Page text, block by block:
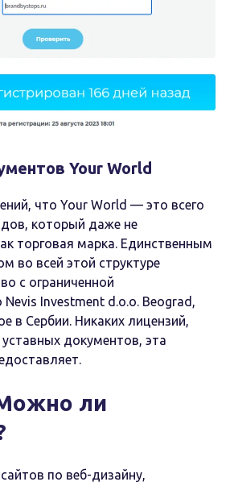
Your World
что Your World — это всего
который даже не
торговая марка. Единственным
во всей этой структуре
с ограниченной
Investment d.o.o. Beograd,
в Сербии. Никаких лицензий,
документов, эта
ли
по веб-дизайну,